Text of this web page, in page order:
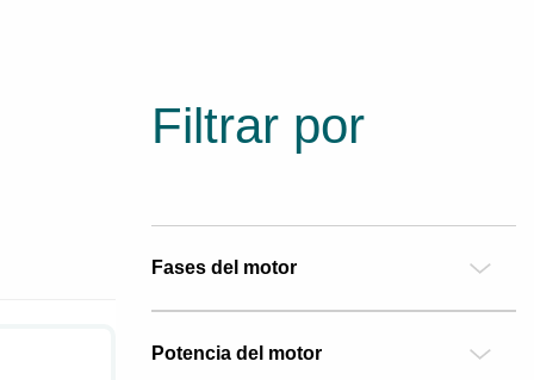
Filtrar por
Fases del motor
Potencia del motor